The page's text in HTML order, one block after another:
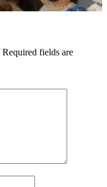
Required fields are